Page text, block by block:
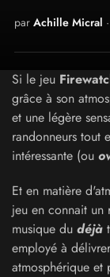
par Achille Micral
Si le jeu
grâce à son
et une légère
randonneurs tout
intéressante (ou
Et en matière
jeu en connait un
musique du déjà
employé à
atmosphérique